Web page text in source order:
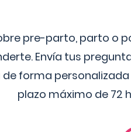
pre-parto, parto o
Envía tus
forma
plazo máximo de 72